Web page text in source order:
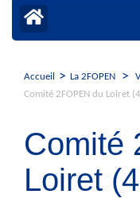
Accueil > La 2FOPEN >
Comité 2FOPEN du Loiret
Comité
Loiret